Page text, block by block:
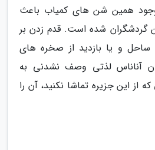
همین شن های کمیاب باعث
گردشگران شده است. قدم زدن بر
و یا بازدید از صخره های
آناناس لذتی وصف نشدنی به
از این جزیره تماشا نکنید، آن را